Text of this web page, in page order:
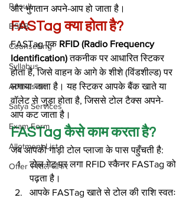
Result
BSEB
Counselling
Syllabus
Admission
Satya Services
Exam Form
Allotment List
Offer स्पेशल ऑफर
और भुगतान अपने-आप हो जाता है।
FASTag क्या होता है?
FASTag एक RFID (Radio Frequency
Identification) तकनीक पर आधारित स्टिकर
होता है, जिसे वाहन के आगे के शीशे (विंडशील्ड) पर
लगाया जाता है। यह स्टिकर आपके बैंक खाते या
वॉलेट से जुड़ा होता है, जिससे टोल टैक्स अपने-
आप कट जाता है।
FASTag कैसे काम करता है?
जब आपकी गाड़ी टोल प्लाजा के पास पहुँचती है:
टोल गेट पर लगा RFID स्कैनर FASTag को
पढ़ता है।
आपके FASTag खाते से टोल की राशि स्वतः